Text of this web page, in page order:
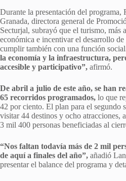
Durante la presentación del programa,
Granada, directora general de
Secturjal, subrayó que el turismo, más
económica e incentivar el desarrollo
cumplir también con una función
la economía y la infraestructura,
accesible y participativo”, afirmó.
De abril a julio de este año, se han
65 recorridos programados, lo que
42 por ciento. El plan para el segundo
visitar 44 destinos y ocho atracciones,
3 mil 400 personas beneficiadas al
“Nos faltan todavía más de 2 mil
de aquí a finales del año”, añadió
presentar el balance del programa y